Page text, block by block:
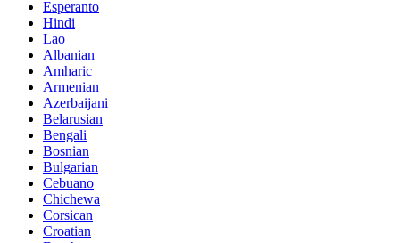
Esperanto
Hindi
Lao
Albanian
Amharic
Armenian
Azerbaijani
Belarusian
Bengali
Bosnian
Bulgarian
Cebuano
Chichewa
Corsican
Croatian